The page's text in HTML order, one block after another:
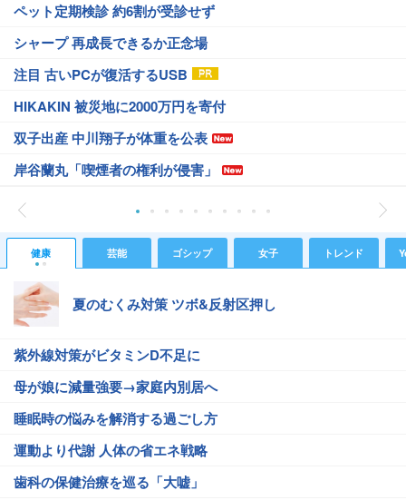
ペット定期検診 約6割が受診せず
シャープ 再成長できるか正念場
注目 古いPCが復活するUSB
HIKAKIN 被災地に2000万円を寄付
双子出産 中川翔子が体重を公表
岸谷蘭丸「喫煙者の権利が侵害」
健康 芸能 ゴシップ 女子 トレンド
夏のむくみ対策 ツボ&反射区押し
紫外線対策がビタミンD不足に
母が娘に減量強要→家庭内別居へ
睡眠時の悩みを解消する過ごし方
運動より代謝 人体の省エネ戦略
歯科の保健治療を巡る「大嘘」